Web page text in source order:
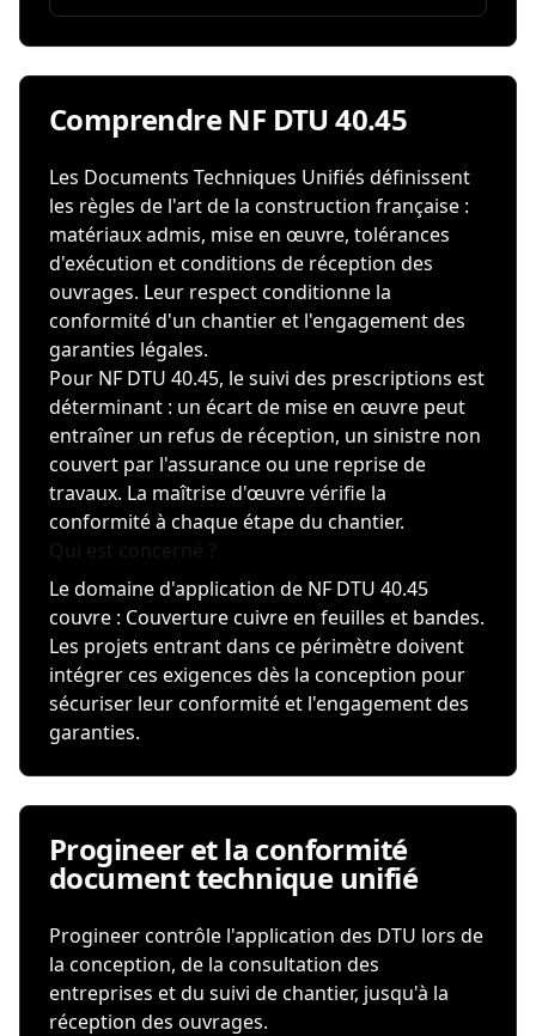
Comprendre NF DTU 40.45
Les Documents Techniques Unifiés définissent
les règles de l'art de la construction française :
matériaux admis, mise en œuvre, tolérances
d'exécution et conditions de réception des
ouvrages. Leur respect conditionne la
conformité d'un chantier et l'engagement des
garanties légales.
Pour NF DTU 40.45, le suivi des prescriptions est
déterminant : un écart de mise en œuvre peut
entraîner un refus de réception, un sinistre non
couvert par l'assurance ou une reprise de
travaux. La maîtrise d'œuvre vérifie la
conformité à chaque étape du chantier.
Le domaine d'application de NF DTU 40.45
couvre : Couverture cuivre en feuilles et bandes.
Les projets entrant dans ce périmètre doivent
intégrer ces exigences dès la conception pour
sécuriser leur conformité et l'engagement des
garanties.
Progineer et la conformité
document technique unifié
Progineer contrôle l'application des DTU lors de
la conception, de la consultation des
entreprises et du suivi de chantier, jusqu'à la
réception des ouvrages.